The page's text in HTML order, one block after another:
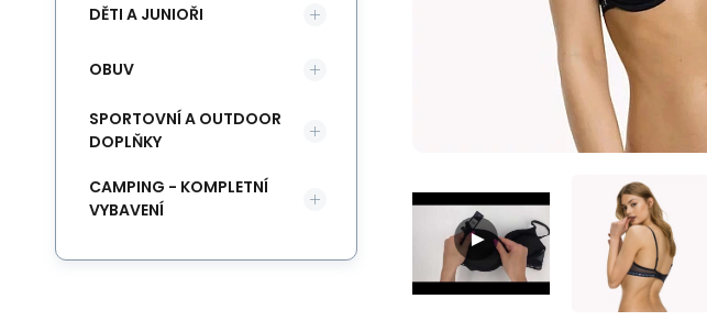
DĚTI A JUNIOŘI
OBUV
SPORTOVNÍ A OUTDOOR
DOPLŇKY
CAMPING - KOMPLETNÍ
VYBAVENÍ